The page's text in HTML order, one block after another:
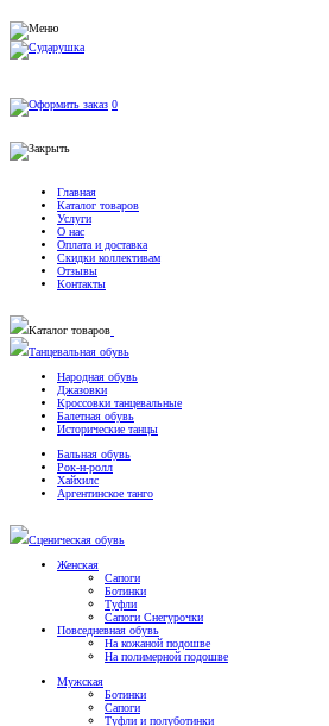
0
Главная
Каталог товаров
Услуги
О нас
Оплата и доставка
Скидки коллективам
Отзывы
Контакты
Каталог товаров
Танцевальная обувь
Народная обувь
Джазовки
Кроссовки танцевальные
Балетная обувь
Исторические танцы
Бальная обувь
Рок-н-ролл
Хайхилс
Аргентинское танго
Сценическая обувь
Женская
Сапоги
Ботинки
Туфли
Сапоги Снегурочки
Повседневная обувь
На кожаной подошве
На полимерной подошве
Мужская
Ботинки
Сапоги
Туфли и полуботинки